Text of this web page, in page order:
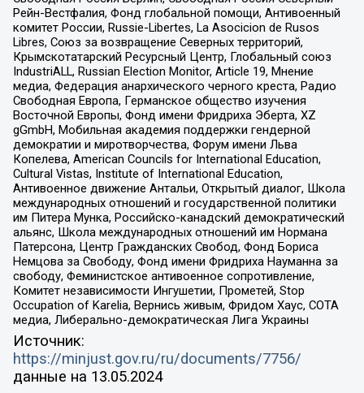
Рейн-Вестфалия, Фонд глобальной помощи, Антивоенный
комитет России, Russie-Libertes, La Asocicion de Rusos
Libres, Союз за возвращение Северных территорий,
Крымскотатарский Ресурсный Центр, Глобальный союз
IndustriALL, Russian Election Monitor, Article 19, Мнение
медиа, Федерация анархического черного креста, Радио
Свободная Европа, Германское общество изучения
Восточной Европы, Фонд имени Фридриха Эберта, XZ
gGmbH, Мобильная академия поддержки гендерной
демократии и миротворчества, Форум имени Льва
Копелева, American Councils for International Education,
Cultural Vistas, Institute of International Education,
Антивоенное движение Антальи, Открытый диалог, Школа
международных отношений и государственной политики
им Питера Мунка, Российско-канадский демократический
альянс, Школа международных отношений им Нормана
Патерсона, Центр Гражданских Свобод, Фонд Бориса
Немцова за Свободу, Фонд имени Фридриха Науманна за
свободу, Феминистское антивоенное сопротивление,
Комитет независимости Ингушетии, Прометей, Stop
Occupation of Karelia, Вернись живым, Фридом Хаус, СОТА
медиа, Либерально-демократическая Лига Украины
Источник:
https://minjust.gov.ru/ru/documents/7756/
данные на 13.05.2024